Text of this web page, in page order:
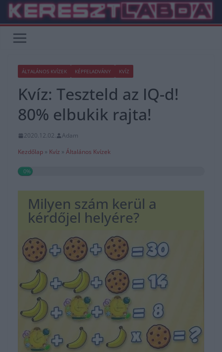
Skip
content
ÁLTALÁNOS KVÍZEK KÉPFELADVÁNY KVÍZ
Kvíz: Teszteld az IQ-d!
80% elbukik rajta!
2020.12.02.
Adam
Kezdőlap » Kvíz » Általános Kvízek
0%
Milyen szám kerül a
kérdőjel helyére?